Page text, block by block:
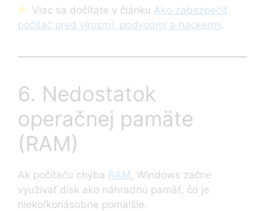
Viac sa dočítate v článku Ako zabezpečiť
počítač pred vírusmi, podvodmi a hackermi.
6. Nedostatok
operačnej pamäte
(RAM)
Ak počítaču chýba RAM, Windows začne
využívať disk ako náhradnú pamäť, čo je
niekoľkonásobne pomalšie.